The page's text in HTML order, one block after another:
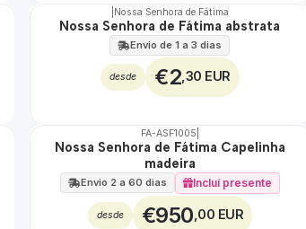
Nossa Senhora de Fátima
Nossa Senhora de Fátima abstrata
Envio de 1 a 3 dias
desde €2 ,30 EUR
🇵🇹
TOP
FA-ASF1005
Nossa Senhora de Fátima Capelinha
madeira
Envio 2 a 60 dias Incluí presente
desde €950 ,00 EUR